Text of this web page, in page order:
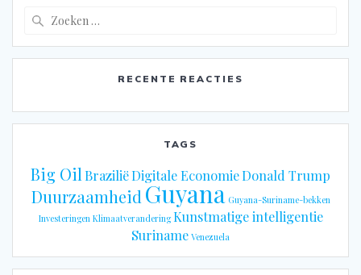
RECENTE REACTIES
TAGS
Big Oil BraziliëDigitale EconomieDonald Trump
Duurzaamheid Guyana Guyana-Suriname-bekken
Investeringen Klimaatverandering Kunstmatige intelligentie
Suriname Venezuela